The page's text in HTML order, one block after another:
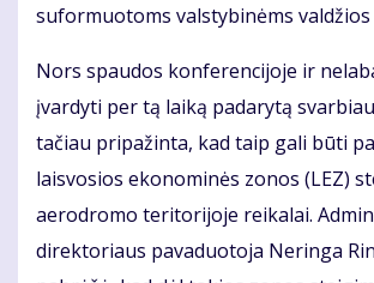
suformuotoms valstybinėms
Nors spaudos konferencijoje ir
įvardyti per tą laiką padarytą
tačiau pripažinta, kad taip gali būti
laisvosios ekonominės zonos (LEZ)
aerodromo teritorijoje reikalai.
direktoriaus pavaduotoja Neringa